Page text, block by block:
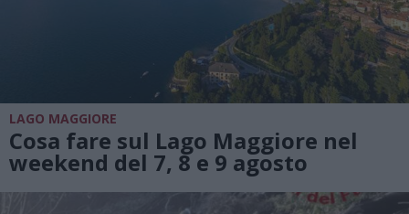
LAGO MAGGIORE
Cosa fare sul Lago Maggiore nel
weekend del 7, 8 e 9 agosto